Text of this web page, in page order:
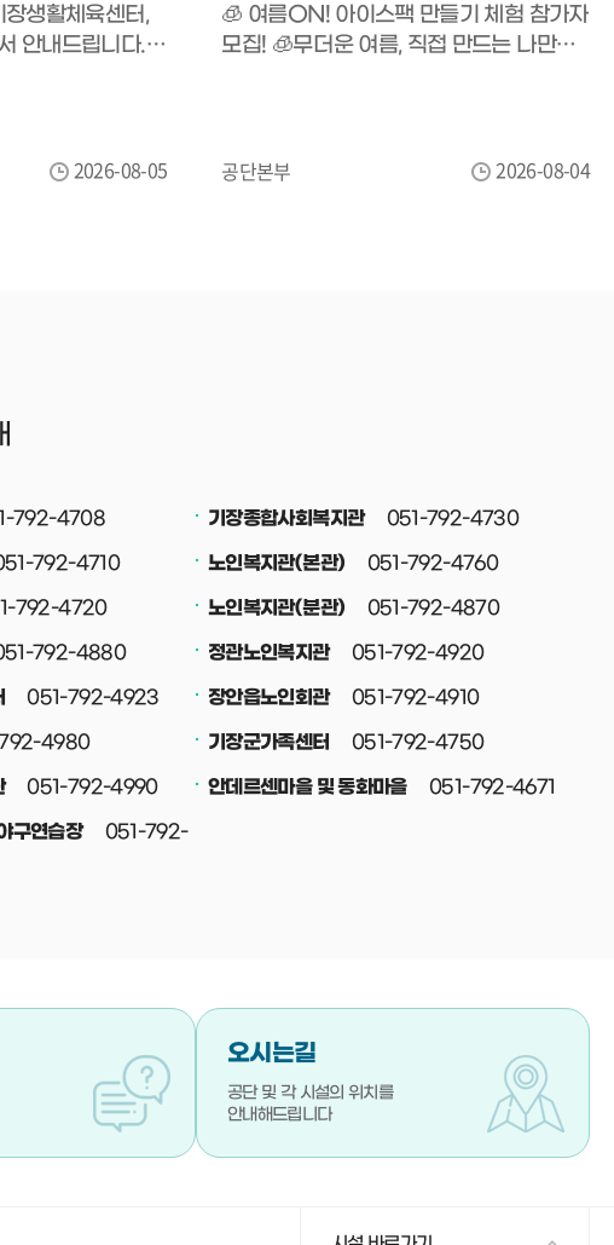
생활체육센터,
안내드립니다.
용 가능하오니,
2026-08-05
🧊 여름ON! 아이스팩 만들기 체험 참가자
모집! 🧊 무더운 여름, 직접 만드는 나만의
👧 대상청소년 50명 (초등학교 2학년~)​⏰
📍정관청소년센터☎️ 051-792-4940
공단본부 2026-08-04
792-4708
792-4710
792-4720
792-4880
051-792-4923
4980
051-792-4990
구연습장
051-792-
기장종합사회복지관
051-792-4730
노인복지관(본관)
051-792-4760
노인복지관(분관)
051-792-4870
정관노인복지관
051-792-4920
장안읍노인회관
051-792-4910
기장군가족센터
051-792-4750
안데르센마을 및 동화마을
051-792-4671
오시는길
공단 및 각 시설의 위치를
안내해드립니다